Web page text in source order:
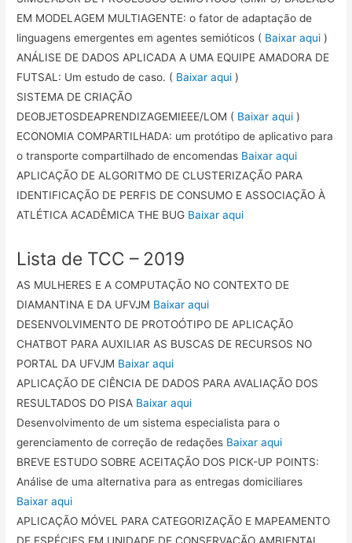
EM MODELAGEM MULTIAGENTE: o fator de adaptação de
linguagens emergentes em agentes semióticos ( Baixar aqui )
ANÁLISE DE DADOS APLICADA A UMA EQUIPE AMADORA DE
FUTSAL: Um estudo de caso. ( Baixar aqui )
SISTEMA DE CRIAÇÃO
DEOBJETOSDEAPRENDIZAGEMIEEE/LOM ( Baixar aqui )
ECONOMIA COMPARTILHADA: um protótipo de aplicativo para
o transporte compartilhado de encomendas Baixar aqui
APLICAÇÃO DE ALGORITMO DE CLUSTERIZAÇÃO PARA
IDENTIFICAÇÃO DE PERFIS DE CONSUMO E ASSOCIAÇÃO À
ATLÉTICA ACADÊMICA THE BUG Baixar aqui
Lista de TCC – 2019
AS MULHERES E A COMPUTAÇÃO NO CONTEXTO DE
DIAMANTINA E DA UFVJM Baixar aqui
DESENVOLVIMENTO DE PROTOÓTIPO DE APLICAÇÃO
CHATBOT PARA AUXILIAR AS BUSCAS DE RECURSOS NO
PORTAL DA UFVJM Baixar aqui
APLICAÇÃO DE CIÊNCIA DE DADOS PARA AVALIAÇÃO DOS
RESULTADOS DO PISA Baixar aqui
Desenvolvimento de um sistema especialista para o
gerenciamento de correção de redações Baixar aqui
BREVE ESTUDO SOBRE ACEITAÇÃO DOS PICK-UP POINTS:
Análise de uma alternativa para as entregas domiciliares
Baixar aqui
APLICAÇÃO MÓVEL PARA CATEGORIZAÇÃO E MAPEAMENTO
DE ESPÉCIES EM UNIDADE DE CONSERVAÇÃO AMBIENTAL